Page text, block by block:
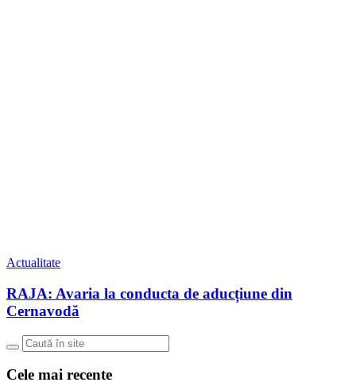
Actualitate
RAJA: Avaria la conducta de aducțiune din
Cernavodă
Cele mai recente